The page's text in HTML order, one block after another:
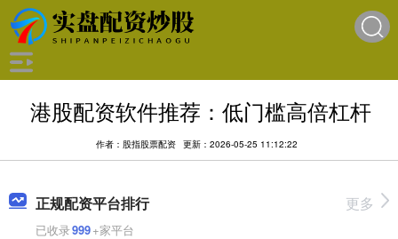
港股配资软件推荐：低门槛高倍杠杆
作者：股指股票配资 更新：2026-05-25 11:12:22
正规配资平台排行
已收录999+家平台
更多